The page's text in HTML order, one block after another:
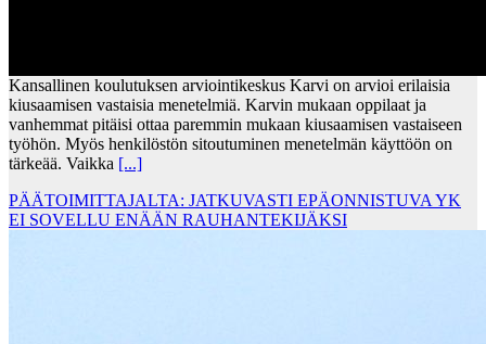
Kansallinen koulutuksen arviointikeskus Karvi on arvioi erilaisia
kiusaamisen vastaisia menetelmiä. Karvin mukaan oppilaat ja
vanhemmat pitäisi ottaa paremmin mukaan kiusaamisen vastaiseen
työhön. Myös henkilöstön sitoutuminen menetelmän käyttöön on
tärkeää. Vaikka [...]
PÄÄTOIMITTAJALTA: JATKUVASTI EPÄONNISTUVA YK
EI SOVELLU ENÄÄN RAUHANTEKIJÄKSI